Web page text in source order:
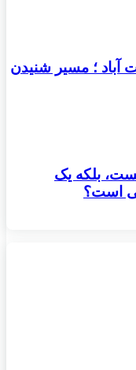
؛ مسیر شنیدن
بلکه یک
است؟